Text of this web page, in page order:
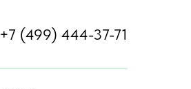
+7 (499) 444-37-71